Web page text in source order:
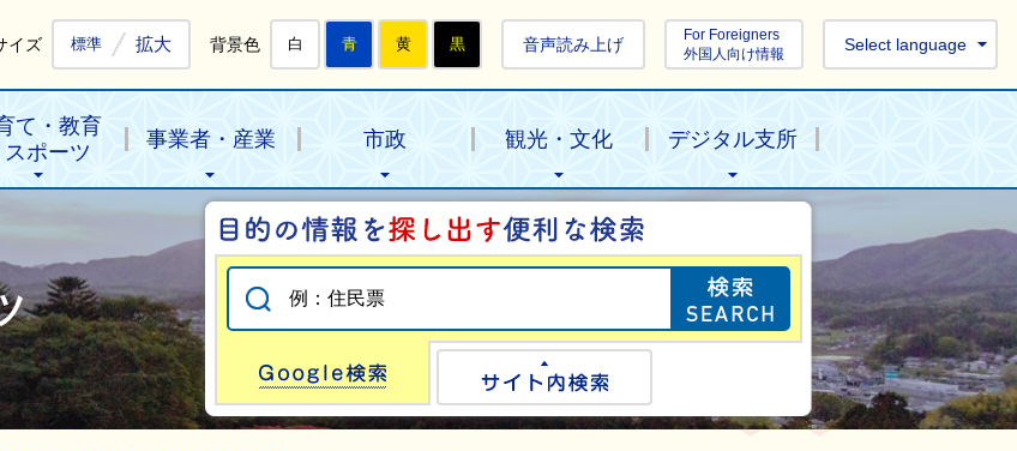
イズ 標準 拡大 背景色 白 青 黄 黒 音声読み上げ
For Foreigners
外国人向け情報
Select language
て・教育
スポーツ
事業者・産業 市政 観光・文化 デジタル支所
目的の情報を探
Google検索